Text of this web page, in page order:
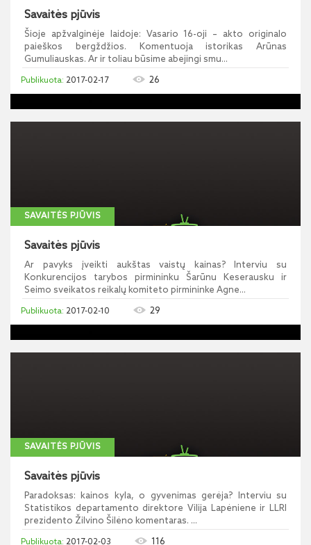
Savaitės pjūvis
Šioje apžvalginėje laidoje: Vasario 16-oji – akto originalo
paieškos bergždžios. Komentuoja istorikas Arūnas
Gumuliauskas. Ar ir toliau būsime abejingi smu...
2017-02-17 26
SAVAITĖS PJŪVIS
Savaitės pjūvis
Ar pavyks įveikti aukštas vaistų kainas? Interviu su
Konkurencijos tarybos pirmininku Šarūnu Keserausku ir
Seimo sveikatos reikalų komiteto pirmininke Agne...
2017-02-10 29
SAVAITĖS PJŪVIS
Savaitės pjūvis
Paradoksas: kainos kyla, o gyvenimas gerėja? Interviu su
Statistikos departamento direktore Vilija Lapėniene ir LLRI
prezidento Žilvino Šilėno komentaras. ...
2017-02-03 116